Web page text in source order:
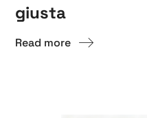
giusta
Read more